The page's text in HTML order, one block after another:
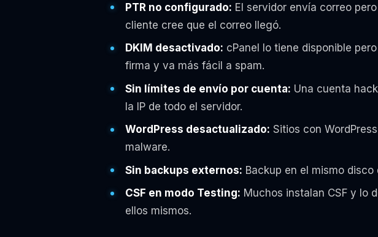
PTR no configurado: El servidor envía correo
cliente cree que el correo llegó.
DKIM desactivado: cPanel lo tiene disponible
firma y va más fácil a spam.
Sin límites de envío por cuenta: Una cuenta
la IP de todo el servidor.
WordPress desactualizado: Sitios con
malware.
Sin backups externos: Backup en el mismo
CSF en modo Testing: Muchos instalan CSF y lo
ellos mismos.